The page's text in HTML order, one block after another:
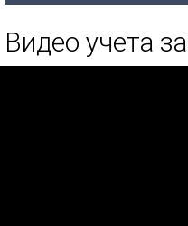
Видео учета